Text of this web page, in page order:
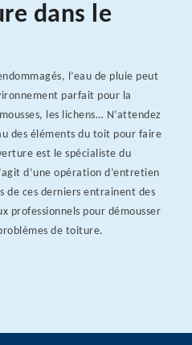
dans le
l’eau de pluie peut
parfait pour la
les lichens… N’attendez
des éléments du toit pour faire
est le spécialiste du
d’une opération d’entretien
de ces derniers entrainent des
professionnels pour démousser
de toiture.